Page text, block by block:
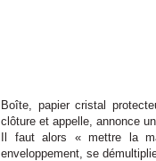
Boîte, papier cristal
clôture et appelle, annonce
Il faut alors « mettre la
enveloppement, se